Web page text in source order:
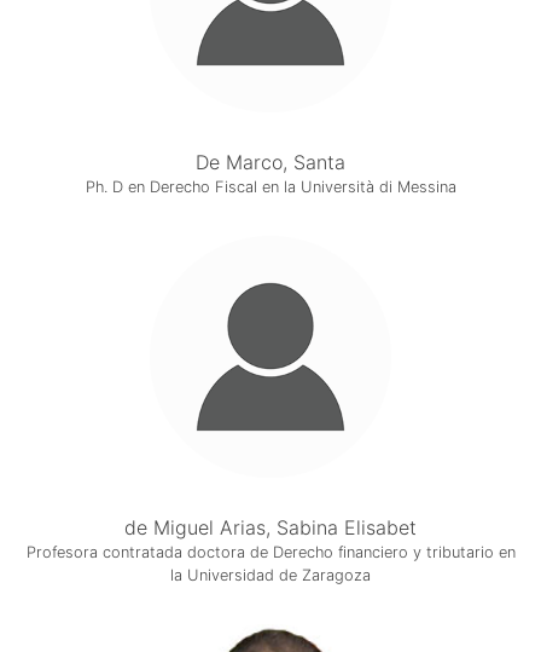
De Marco, Santa
Ph. D en Derecho Fiscal en la Università di Messina
de Miguel Arias, Sabina Elisabet
Profesora contratada doctora de Derecho financiero y tributario en
la Universidad de Zaragoza